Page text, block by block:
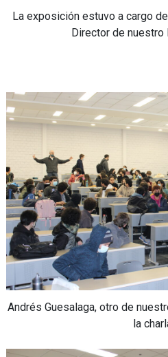
La exposición estuvo a cargo
Director de nuestro
Andrés Guesalaga, otro de
la